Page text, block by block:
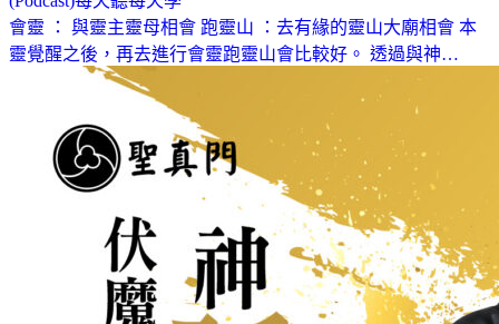
會靈 ： 與靈主靈母相會 跑靈山 ：去有緣的靈山大廟相會 本
靈覺醒之後，再去進行會靈跑靈山會比較好。 透過與神…